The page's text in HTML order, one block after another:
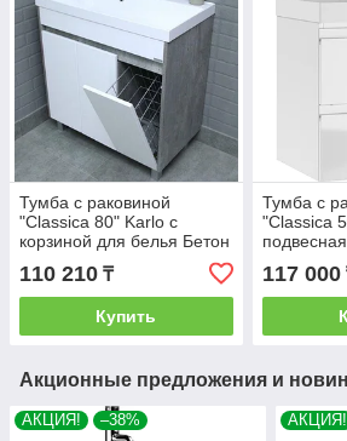
Тумба с раковиной
"Classica 80" Karlo с
корзиной для белья Бетон
110 210 ₸
Купить
Тумба с
"Classica
117 000
Акционные предложения и
АКЦИЯ! –38% АКЦИЯ!